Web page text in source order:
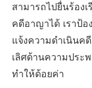
สามารถไปยื่นร้อง
คดีอาญาได้ เราป้
แจ้งความดำเนินค
เลิศด้านความประ
ทำให้ด้อยค่า